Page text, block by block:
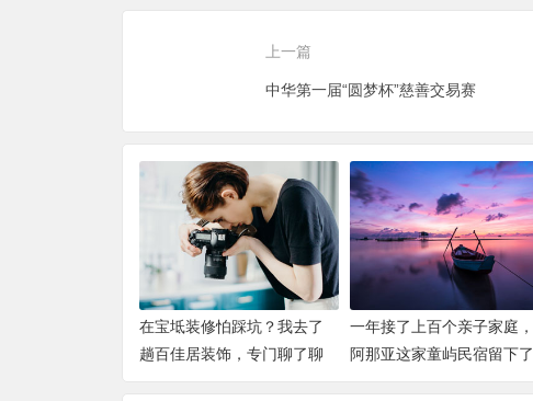
上一篇
中华第一届“圆梦杯”慈善交易赛
在宝坻装修怕踩坑？我去了
趟百佳居装饰，专门聊了聊
预算和报价
一年接了上百个亲子家庭，
阿那亚这家童屿民宿留下了
一些手写卡片